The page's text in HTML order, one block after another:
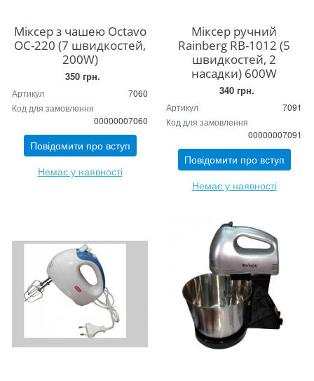
Міксер з чашею Octavo
OC-220 (7 швидкостей,
200W)
350 грн.
Артикул
7060
Код для замовлення
00000007060
Повідомити про вступ
Немає у наявності
Міксер ручний
Rainberg RB-1012 (5
швидкостей, 2
насадки) 600W
340 грн.
Артикул
7091
Код для замовлення
00000007091
Повідомити про вступ
Немає у наявності